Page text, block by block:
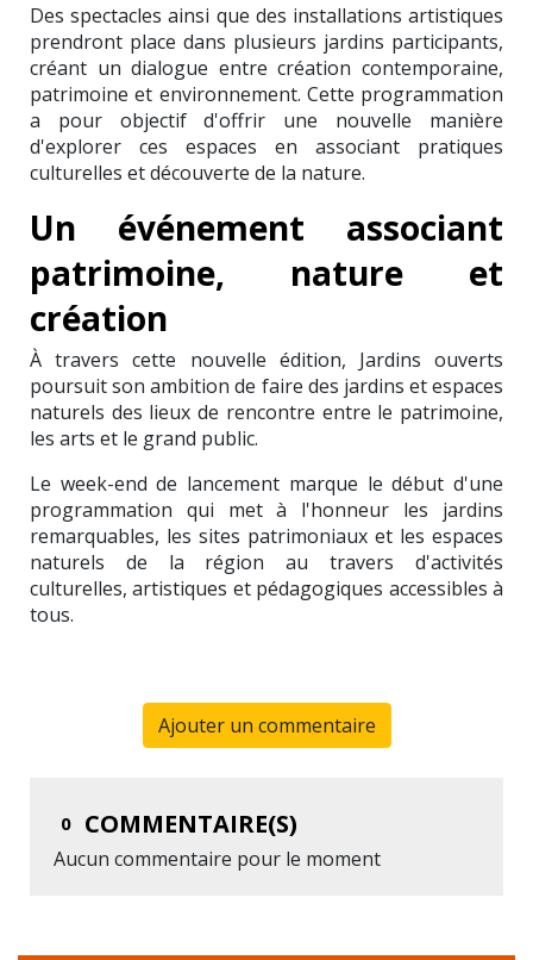
Des spectacles ainsi que des installations artistiques
prendront place dans plusieurs jardins participants,
créant un dialogue entre création contemporaine,
patrimoine et environnement. Cette programmation
a pour objectif d'offrir une nouvelle manière
d'explorer ces espaces en associant pratiques
culturelles et découverte de la nature.
Un événement associant
patrimoine, nature et
création
À travers cette nouvelle édition, Jardins ouverts
poursuit son ambition de faire des jardins et espaces
naturels des lieux de rencontre entre le patrimoine,
les arts et le grand public.
Le week-end de lancement marque le début d'une
programmation qui met à l'honneur les jardins
remarquables, les sites patrimoniaux et les espaces
naturels de la région au travers d'activités
culturelles, artistiques et pédagogiques accessibles à
tous.
Ajouter un commentaire
0 COMMENTAIRE(S)
Aucun commentaire pour le moment